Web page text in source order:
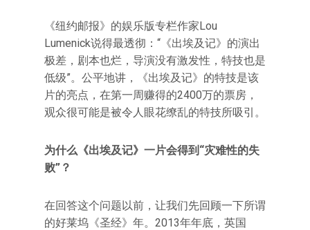
《纽约邮报》的娱乐版专栏作家Lou
Lumenick说得最透彻：“《出埃及记》的演出
极差，剧本也烂，导演没有激发性，特技也是
低级”。公平地讲，《出埃及记》的特技是该
片的亮点，在第一周赚得的2400万的票房，
观众很可能是被令人眼花缭乱的特技所吸引。
为什么《出埃及记》一片会得到“灾难性的失
败”？
在回答这个问题以前，让我们先回顾一下所谓
的好莱坞《圣经》年。2013年年底，英国